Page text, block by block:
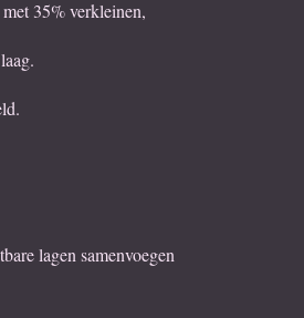
35% verkleinen,
lagen samenvoegen